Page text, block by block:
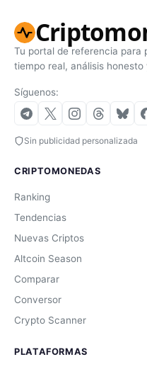
Tu portal de referencia para
tiempo real, análisis
Síguenos:
Sin publicidad personalizada
CRIPTOMONEDAS
Ranking
Tendencias
Nuevas Criptos
Altcoin Season
Comparar
Conversor
Crypto Scanner
PLATAFORMAS